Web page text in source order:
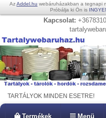
AzAddel.hu webáruházakban a tegnapi
Próbálja ki Ön is
Kapcsolat:
TARTÁLYOK MINDEN ESETRE!
Termékek Menü